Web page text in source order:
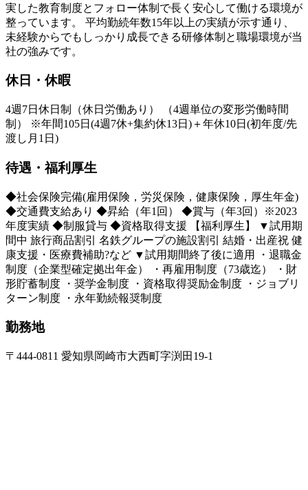
実した教育制度とフォロー体制で長く安心して働ける環境が
整っています。 平均勤続年数15年以上の実績が示す通り、
未経験からでもしっかり成長できる研修体制と職場環境が当
社の強みです。
休日・休暇
4週7日休日制（休日労働あり） （4週単位の変形労働時間
制） ※年間105日(4週7休+集約休13日)＋年休10日(初年度/先
渡し月1日)
待遇・福利厚生
◆社会保険完備(雇用保険，労災保険，健康保険，厚生年金)
◆交通費支給あり ◆昇給（年1回） ◆賞与（年3回）※2023
年度実績 ◆制服貸与 ◆資格取得支援 【福利厚生】 ▼試用期
間中 旅行商品割引 名鉄グループの施設割引 結婚・出産祝 健
康支援・医療費補助?など ▼試用期間終了後に適用 ・退職金
制度（企業型確定拠出年金） ・再雇用制度（73歳迄） ・財
形貯蓄制度 ・奨学金制度 ・資格取得奨励金制度 ・ジョブリ
ターン制度 ・永年勤続報奨制度
勤務地
〒444-0811 愛知県岡崎市大西町字渕田19-1